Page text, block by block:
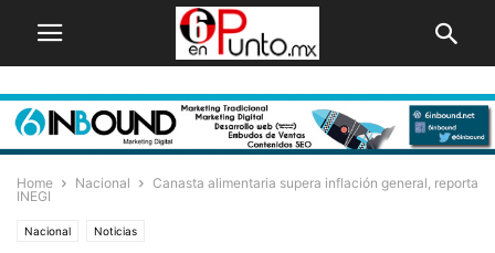
Home Nacional
Canasta alimentaria supera inflación general, reporta
INEGI
Nacional Noticias